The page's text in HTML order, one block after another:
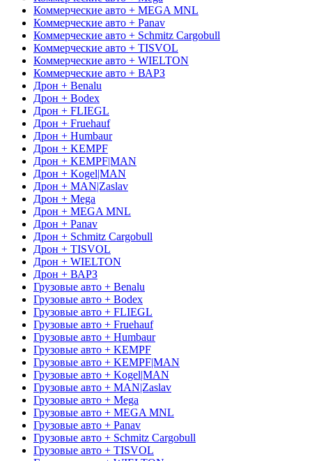
Коммерческие авто + MEGA MNL
Коммерческие авто + Panav
Коммерческие авто + Schmitz Cargobull
Коммерческие авто + TISVOL
Коммерческие авто + WIELTON
Коммерческие авто + ВАРЗ
Дрон + Benalu
Дрон + Bodex
Дрон + FLIEGL
Дрон + Fruehauf
Дрон + Humbaur
Дрон + KEMPF
Дрон + KEMPF|MAN
Дрон + Kogel|MAN
Дрон + MAN|Zaslav
Дрон + Mega
Дрон + MEGA MNL
Дрон + Panav
Дрон + Schmitz Cargobull
Дрон + TISVOL
Дрон + WIELTON
Дрон + ВАРЗ
Грузовые авто + Benalu
Грузовые авто + Bodex
Грузовые авто + FLIEGL
Грузовые авто + Fruehauf
Грузовые авто + Humbaur
Грузовые авто + KEMPF
Грузовые авто + KEMPF|MAN
Грузовые авто + Kogel|MAN
Грузовые авто + MAN|Zaslav
Грузовые авто + Mega
Грузовые авто + MEGA MNL
Грузовые авто + Panav
Грузовые авто + Schmitz Cargobull
Грузовые авто + TISVOL